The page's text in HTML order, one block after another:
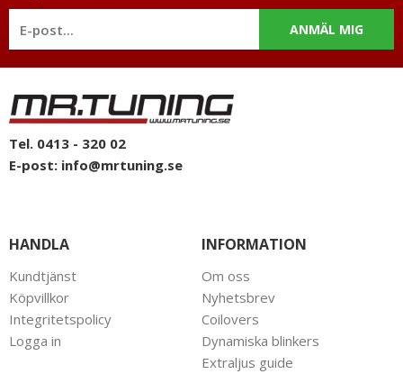
ANMÄL MIG
Tel. 0413 - 320 02
E-post: info@mrtuning.se
HANDLA
Kundtjänst
Köpvillkor
Integritetspolicy
Logga in
INFORMATION
Om oss
Nyhetsbrev
Coilovers
Dynamiska blinkers
Extraljus guide